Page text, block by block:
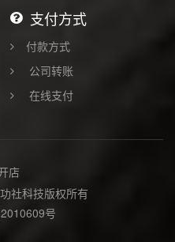
支付方式
付款方式
公司转账
在线支付
店
社科技版权所有
号